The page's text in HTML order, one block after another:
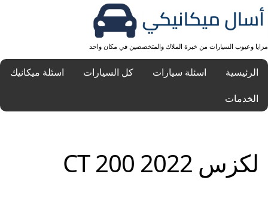
مزايا وعيوب السيارات من خبرة الملاك والمتخصصين في مكان واحد
الرئيسية اسئلة سيارات كل السيارات
اسئلة ميكانيك
الخدمات
لكزس CT 200 2022